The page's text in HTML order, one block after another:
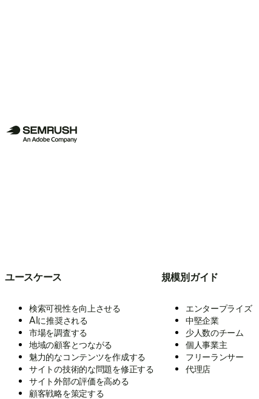
ユースケース
検索可視性を向上させる
AIに推奨される
市場を調査する
地域の顧客とつながる
魅力的なコンテンツを作成する
サイトの技術的な問題を修正する
サイト外部の評価を高める
顧客戦略を策定する
規模別ガイド
エンタープライズ
中堅企業
少人数のチーム
個人事業主
フリーランサー
代理店